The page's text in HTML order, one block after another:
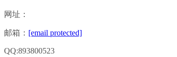
网址：
邮箱： [email protected]
QQ:893800523